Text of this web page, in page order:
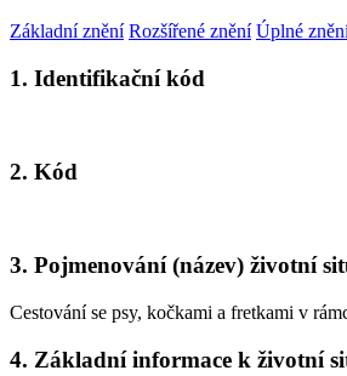
Základní znění Rozšířené znění Úplné
1. Identifikační kód
2. Kód
3. Pojmenování (název) životní
Cestování se psy, kočkami a fretkami v
4. Základní informace k životní